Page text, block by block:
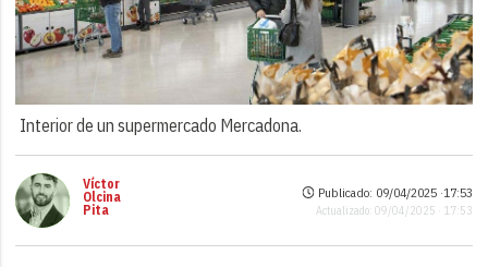
Interior de un supermercado Mercadona.
Víctor
Olcina
Pita
Publicado: 09/04/2025 ·17:53
Actualizado: 09/04/2025 · 17:53